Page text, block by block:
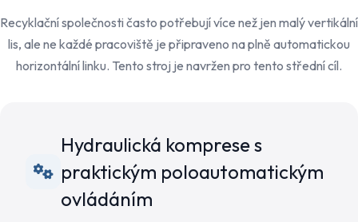
Recyklační společnosti často potřebují více než jen malý vertikální
lis, ale ne každé pracoviště je připraveno na plně automatickou
horizontální linku. Tento stroj je navržen pro tento střední cíl.
Hydraulická komprese s
praktickým poloautomatickým
ovládáním